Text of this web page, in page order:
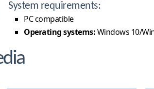
System requirements:
PC compatible
Operating systems:Windows 10/